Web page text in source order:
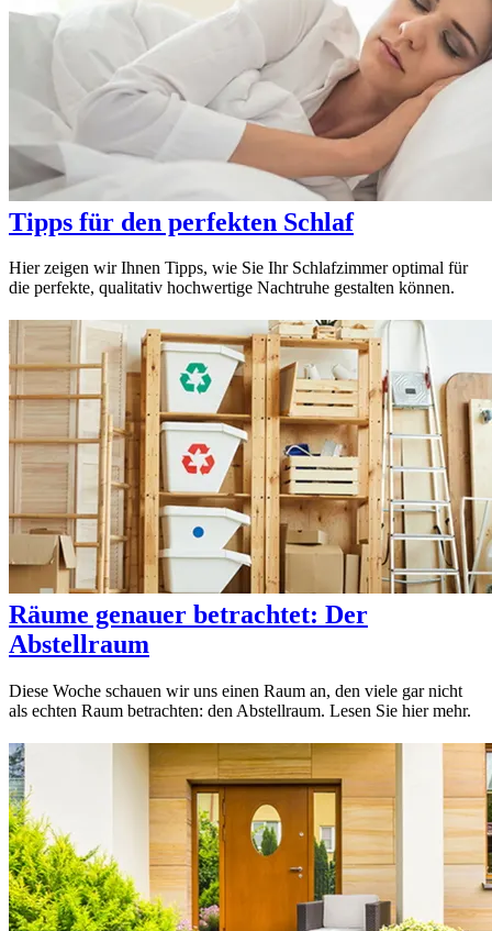
Tipps für den perfekten Schlaf
Hier zeigen wir Ihnen Tipps, wie Sie Ihr Schlafzimmer optimal für
die perfekte, qualitativ hochwertige Nachtruhe gestalten können.
Räume genauer betrachtet: Der
Abstellraum
Diese Woche schauen wir uns einen Raum an, den viele gar nicht
als echten Raum betrachten: den Abstellraum. Lesen Sie hier mehr.